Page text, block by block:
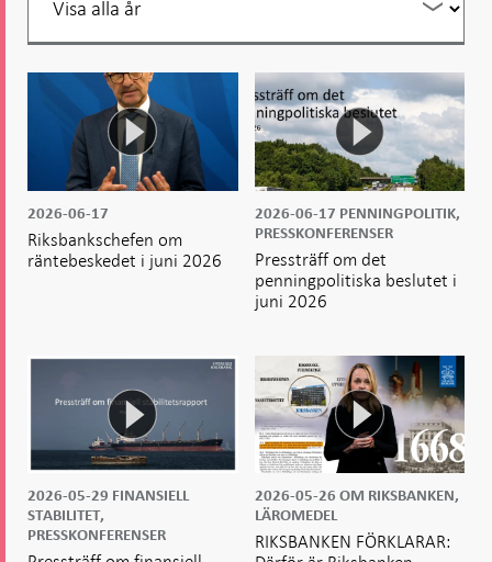
2026-06-17
Riksbankschefen om
räntebeskedet i juni 2026
2026-06-17 PENNINGPOLITIK,
PRESSKONFERENSER
Pressträff om det
penningpolitiska beslutet i
juni 2026
2026-05-29 FINANSIELL
STABILITET,
PRESSKONFERENSER
2026-05-26 OM RIKSBANKEN,
LÄROMEDEL
RIKSBANKEN FÖRKLARAR: